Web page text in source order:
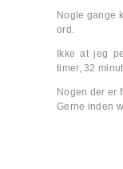
Nogle gange
ord.
Ikke at jeg
timer, 32
Nogen der er
Gerne inden